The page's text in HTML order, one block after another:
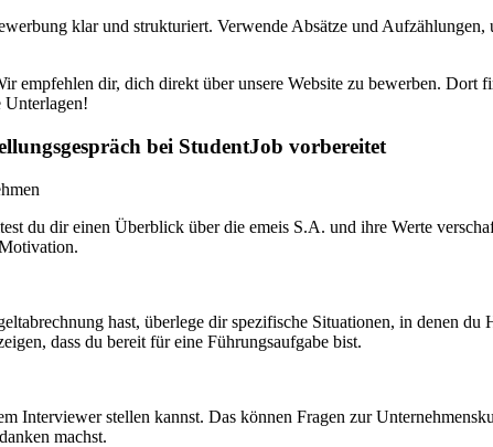
klar und strukturiert. Verwende Absätze und
empfehlen dir, dich direkt über unsere Website zu bewerben. Dort
Unterlagen!
bei StudentJob vorbereitet
du dir einen Überblick über die emeis S.A. und ihre Werte
hast, überlege dir spezifische Situationen, in denen
dass du bereit für eine Führungsaufgabe bist.
Interviewer stellen kannst. Das können Fragen zur
machst.